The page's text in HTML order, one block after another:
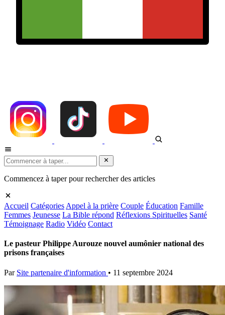
Commencez à taper pour rechercher des articles
Accueil Catégories Appel à la prière Couple Éducation Famille
Femmes Jeunesse La Bible répond Réflexions Spirituelles Santé
Témoignage Radio Vidéo Contact
Le pasteur Philippe Aurouze nouvel aumônier national des
prisons françaises
Par Site partenaire d'information • 11 septembre 2024